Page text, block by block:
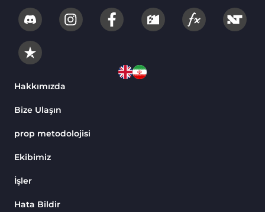
Akıllı Para MT4 Göstergeleri 74
Destek ve Direnç MT4
Harmonik MT4 Göstergeleri
Aşırı Alım ve Aşırı Satım MT4
Göstergeleri
MetaTrader 4 için Fibonacci
Hakkımızda
Bize Ulaşın
prop metodolojisi
Ekibimiz
İşler
Hata Bildir